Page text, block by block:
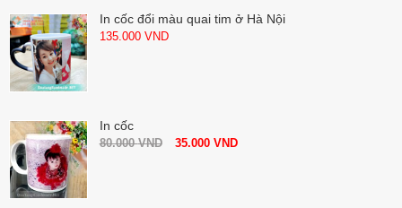
In cốc đổi màu quai tim ở Hà Nội
135.000 VND
In cốc
80.000VND 35.000 VND